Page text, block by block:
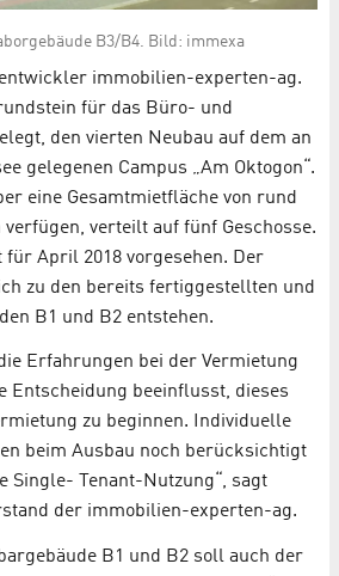
B3/B4. Bild: immexa
immobilien-experten-ag.
für das Büro- und
den vierten Neubau auf dem an
gelegenen Campus „Am Oktogon“.
eine Gesamtmietfläche von rund
verfügen, verteilt auf fünf Geschosse.
April 2018 vorgesehen. Der
zu den bereits fertiggestellten und
B1 und B2 entstehen.
Erfahrungen bei der Vermietung
Entscheidung beeinflusst, dieses
zu beginnen. Individuelle
beim Ausbau noch berücksichtigt
Single- Tenant-Nutzung“, sagt
der immobilien-experten-ag.
B1 und B2 soll auch der